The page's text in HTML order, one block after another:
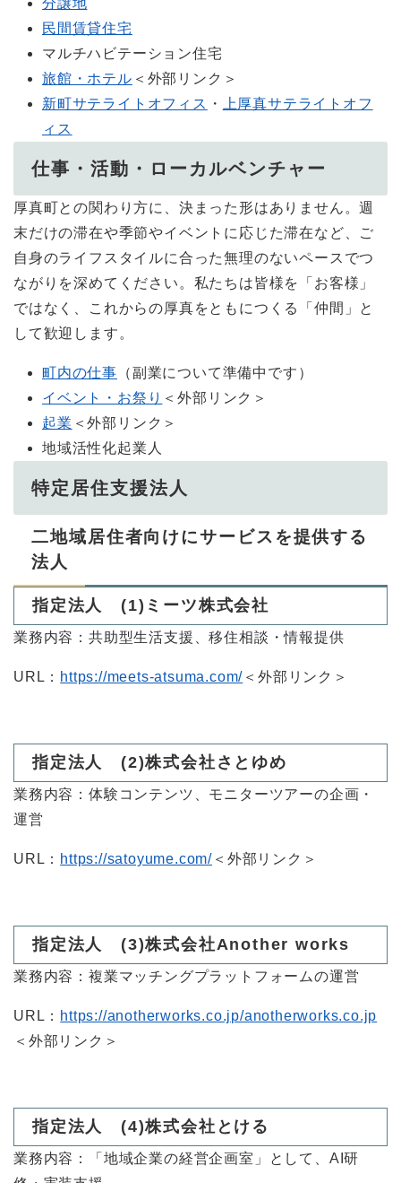
分譲地
民間賃貸住宅
マルチハビテーション住宅
旅館・ホテル ＜外部リンク＞
新町サテライトオフィス ・
上厚真サテライトオフ
ィス
仕事・活動・ローカルベンチャー
厚真町との関わり方に、決まった形はありません。週
末だけの滞在や季節やイベントに応じた滞在など、ご
自身のライフスタイルに合った無理のないペースでつ
ながりを深めてください。私たちは皆様を「お客様」
ではなく、これからの厚真をともにつくる「仲間」と
して歓迎します。
町内の仕事 （副業について準備中です）
イベント・お祭り ＜外部リンク＞
起業 ＜外部リンク＞
地域活性化起業人
特定居住支援法人
二地域居住者向けにサービスを提供する
法人
​指定法人 (1)ミーツ株式会社
業務内容：共助型生活支援、移住相談・情報提供​
URL： https://meets-atsuma.com/​ ＜外部リンク＞
​指定法人 (2)株式会社さとゆめ
業務内容：体験コンテンツ、モニターツアーの企画・
運営
URL： https://satoyume.com/ ＜外部リンク＞
​指定法人 (3)株式会社Another works
業務内容：複業マッチングプラットフォームの運営
URL： https://anotherworks.co.jp/anotherworks.co.jp
＜外部リンク＞
​指定法人 (4)株式会社とける
業務内容：「地域企業の経営企画室」として、AI研